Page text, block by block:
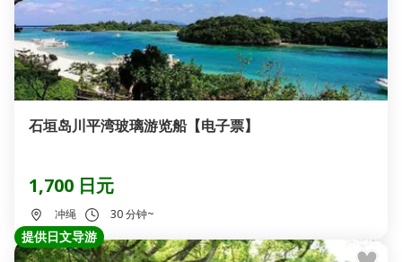
石垣岛川平湾玻璃游览船【电子票】
1,700 日元
冲绳 30 分钟~
提供日文导游